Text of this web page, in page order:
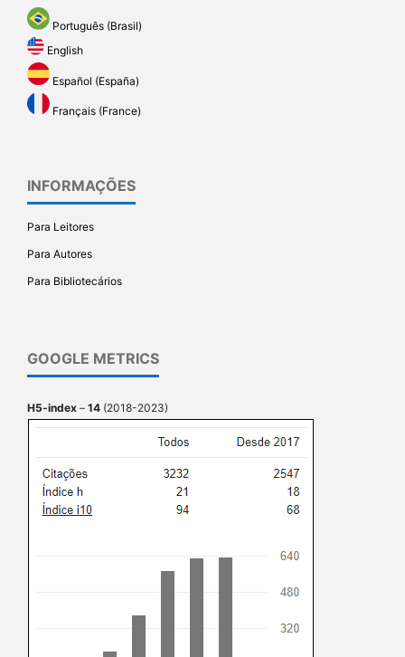
Português (Brasil)
English
Español (España)
Français (France)
INFORMAÇÕES
Para Leitores
Para Autores
Para Bibliotecários
GOOGLE METRICS
H5-index – 14 (2018-2023)